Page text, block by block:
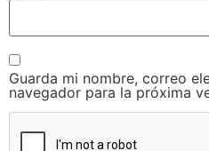
Guarda mi nombre, correo
navegador para la próxima